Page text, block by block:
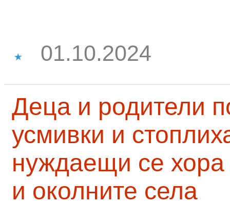
01.10.2024
Деца и родители
усмивки и
нуждаещи се
и околните села